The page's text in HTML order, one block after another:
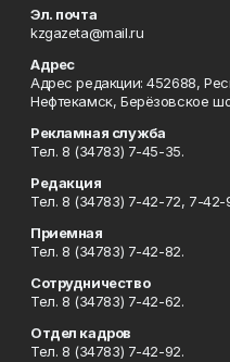
Эл. почта
kzgazeta@mail.ru
Адрес
Адрес редакции: 452688,
Нефтекамск, Берёзовское
Рекламная служба
Тел. 8 (34783) 7-45-35.
Редакция
Тел. 8 (34783) 7-42-72, 7-42-
Приемная
Тел. 8 (34783) 7-42-82.
Сотрудничество
Тел. 8 (34783) 7-42-62.
Отдел кадров
Тел. 8 (34783) 7-42-92.